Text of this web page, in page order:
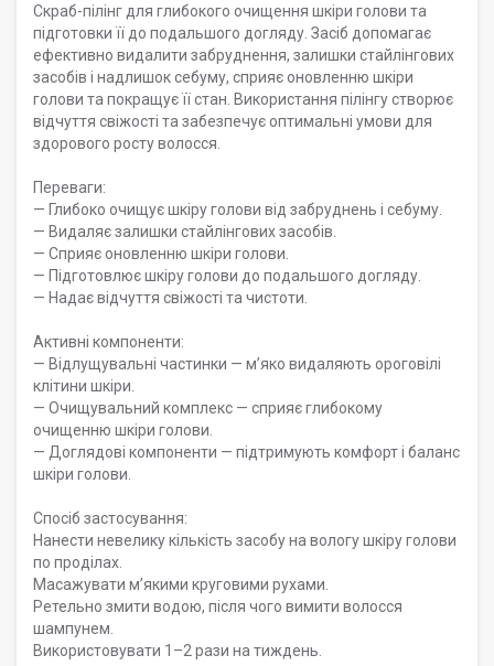
Скраб-пілінг для глибокого очищення шкіри голови та
підготовки її до подальшого догляду. Засіб допомагає
ефективно видалити забруднення, залишки стайлінгових
засобів і надлишок себуму, сприяє оновленню шкіри
голови та покращує її стан. Використання пілінгу створює
відчуття свіжості та забезпечує оптимальні умови для
здорового росту волосся.
Переваги:
— Глибоко очищує шкіру голови від забруднень і себуму.
— Видаляє залишки стайлінгових засобів.
— Сприяє оновленню шкіри голови.
— Підготовлює шкіру голови до подальшого догляду.
— Надає відчуття свіжості та чистоти.
Активні компоненти:
— Відлущувальні частинки — м’яко видаляють ороговілі
клітини шкіри.
— Очищувальний комплекс — сприяє глибокому
очищенню шкіри голови.
— Доглядові компоненти — підтримують комфорт і баланс
шкіри голови.
Спосіб застосування:
Нанести невелику кількість засобу на вологу шкіру голови
по проділах.
Масажувати м’якими круговими рухами.
Ретельно змити водою, після чого вимити волосся
шампунем.
Використовувати 1–2 рази на тиждень.